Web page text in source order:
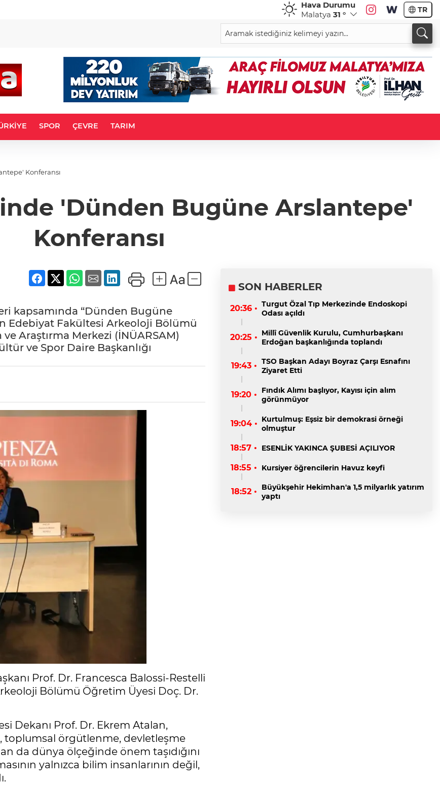
Hava Durumu
Malatya 31 ° TR
SPOR ÇEVRE TARIM
Konferansı
'Dünden Bugüne Arslantepe'
Konferansı
kapsamında “Dünden Bugüne
Edebiyat Fakültesi Arkeoloji Bölümü
Araştırma Merkezi (İNÜARSAM)
ve Spor Daire Başkanlığı
Prof. Dr. Francesca Balossi-Restelli
Bölümü Öğretim Üyesi Doç. Dr.
Dekanı Prof. Dr. Ekrem Atalan,
toplumsal örgütlenme, devletleşme
da dünya ölçeğinde önem taşıdığını
yalnızca bilim insanlarının değil,
SON HABERLER
20:36 • Turgut Özal Tıp Merkezinde Endoskopi
Odası açıldı
20:25 • Millî Güvenlik Kurulu, Cumhurbaşkanı
Erdoğan başkanlığında toplandı
19:43 • TSO Başkan Adayı Boyraz Çarşı Esnafını
Ziyaret Etti
19:20 •
Fındık Alımı başlıyor, Kayısı için alım
görünmüyor
19:04 • Kurtulmuş: Eşsiz bir demokrasi örneği
olmuştur
18:57 • ESENLİK YAKINCA ŞUBESİ AÇILIYOR
18:55 • Kursiyer öğrencilerin Havuz keyfi
18:52 •
Büyükşehir Hekimhan'a 1,5 milyarlık yatırım
yaptı